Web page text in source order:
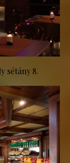
sétány 8.